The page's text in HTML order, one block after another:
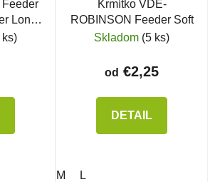
Feeder
Long
ks)
Krmítko VDE-
ROBINSON Feeder Soft
Skladom (5 ks)
od €2,25
DETAIL
M L